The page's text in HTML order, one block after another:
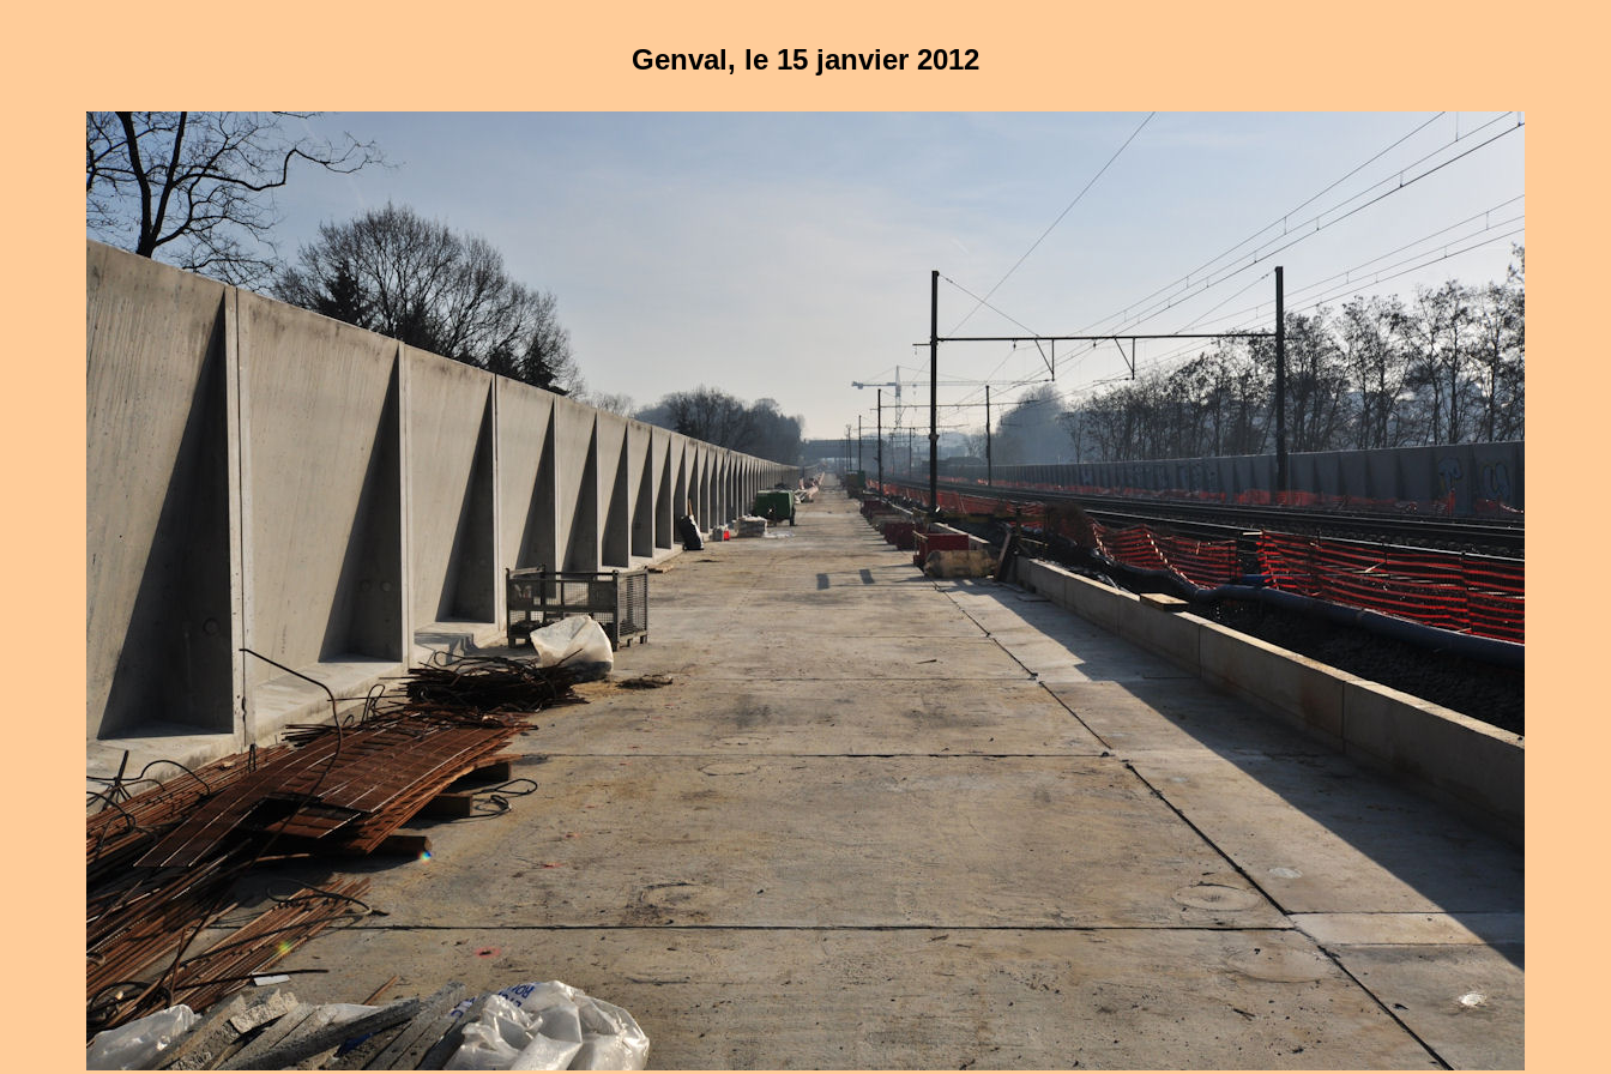
Genval, le 15 janvier 2012